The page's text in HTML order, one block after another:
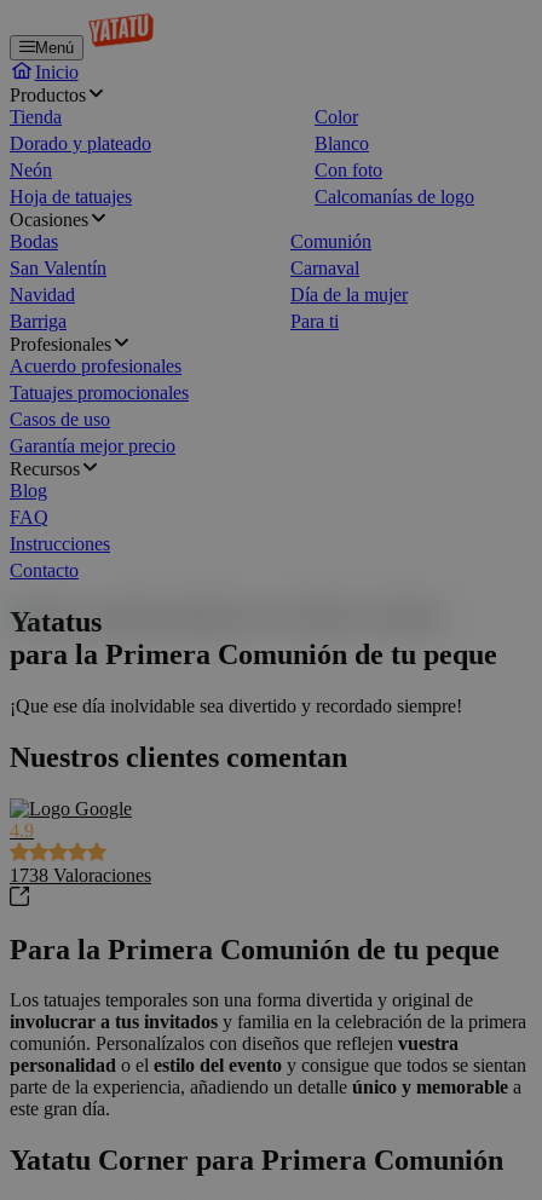
Menú
Inicio
Productos
Tienda
Color
Dorado y plateado
Blanco
Neón
Con foto
Hoja de tatuajes
Calcomanías de logo
Ocasiones
Bodas
Comunión
San Valentín
Carnaval
Navidad
Día de la mujer
Barriga
Para ti
Profesionales
Acuerdo profesionales
Tatuajes promocionales
Casos de uso
Garantía mejor precio
Recursos
Blog
FAQ
Instrucciones
Contacto
Yatatus
para la Primera Comunión de tu peque
¡Que ese día inolvidable sea divertido y recordado siempre!
Nuestros clientes comentan
4.9
1738 Valoraciones
Para la Primera Comunión de tu peque
Los tatuajes temporales son una forma divertida y original de
involucrar a tus invitados y familia en la celebración de la primera
comunión. Personalízalos con diseños que reflejen vuestra
personalidad o el estilo del evento y consigue que todos se sientan
parte de la experiencia, añadiendo un detalle único y memorable a
este gran día.
Yatatu Corner para Primera Comunión